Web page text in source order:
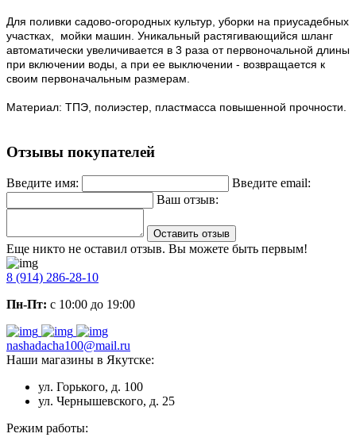
Для поливки садово-огородных культур, уборки на приусадебных
участках, мойки машин. Уникальный растягивающийся шланг
автоматически увеличивается в 3 раза от первоночальной длины
при включении воды, а при ее выключении - возвращается к
своим первоначальным размерам.
Материал: ТПЭ, полиэстер, пластмасса повышенной прочности.
Отзывы покупателей
Введите имя:
Введите email:
Ваш отзыв:
Оставить отзыв
Еще никто не оставил отзыв. Вы можете быть первым!
8 (914) 286-28-10
Пн-Пт: с 10:00 до 19:00
nashadacha100@mail.ru
Наши магазины в Якутске:
ул. Горького, д. 100
ул. Чернышевского, д. 25
Режим работы: